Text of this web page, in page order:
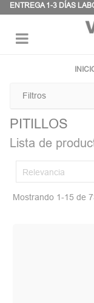
ENTREGA 1-3 DÍAS
Filtros
PITILLOS
Lista de
Relevancia
Mostrando 1-15 de
Panel de gestión de